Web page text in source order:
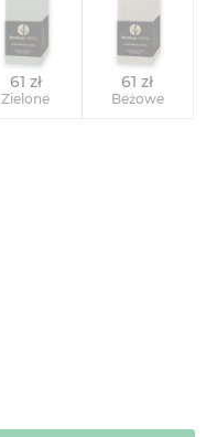
61 zł
Zielone
61 zł
Beżowe